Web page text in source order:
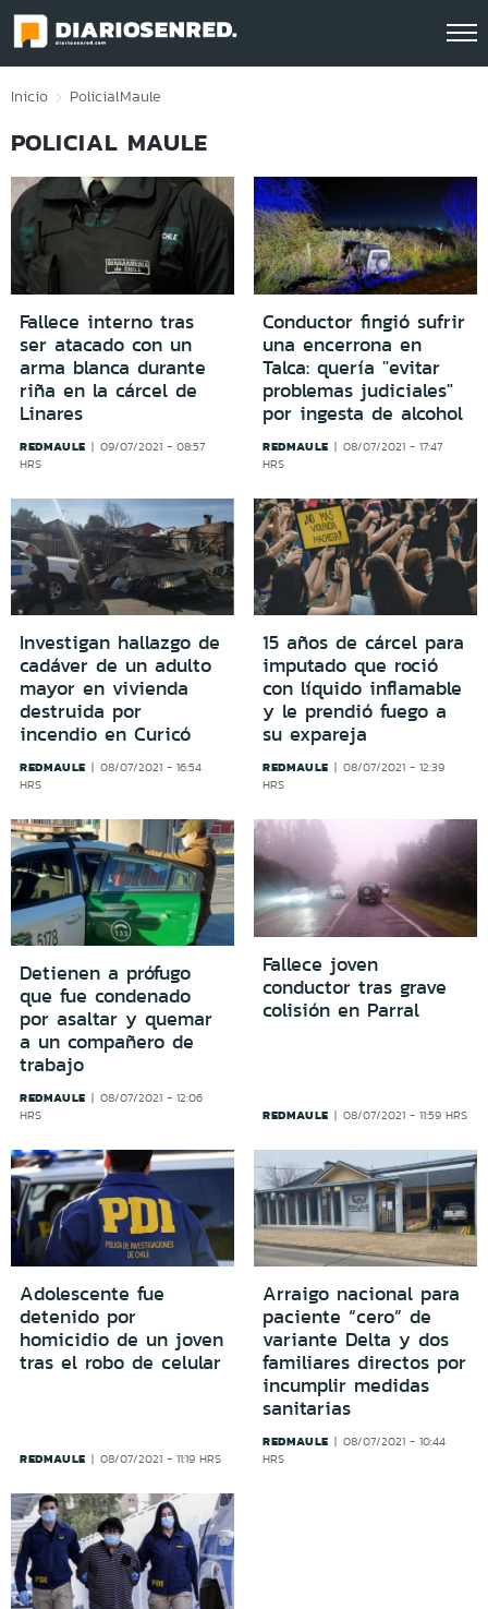
Click acá para ir directamente al contenido
Inicio PolicialMaule
POLICIAL MAULE
Fallece interno tras
ser atacado con un
arma blanca durante
riña en la cárcel de
Linares
REDMAULE
09/07/2021 - 08:57
HRS
Conductor fingió sufrir
una encerrona en
Talca: quería "evitar
problemas judiciales"
por ingesta de alcohol
REDMAULE
08/07/2021 - 17:47
HRS
Investigan hallazgo de
cadáver de un adulto
mayor en vivienda
destruida por
incendio en Curicó
REDMAULE
08/07/2021 - 16:54
HRS
15 años de cárcel para
imputado que roció
con líquido inflamable
y le prendió fuego a
su expareja
REDMAULE
08/07/2021 - 12:39
HRS
Detienen a prófugo
que fue condenado
por asaltar y quemar
a un compañero de
trabajo
REDMAULE
08/07/2021 - 12:06
HRS
Fallece joven
conductor tras grave
colisión en Parral
REDMAULE 08/07/2021 - 11:59 HRS
Adolescente fue
detenido por
homicidio de un joven
tras el robo de celular
REDMAULE 08/07/2021 - 11:19 HRS
Arraigo nacional para
paciente “cero” de
variante Delta y dos
familiares directos por
incumplir medidas
sanitarias
REDMAULE
08/07/2021 - 10:44
HRS